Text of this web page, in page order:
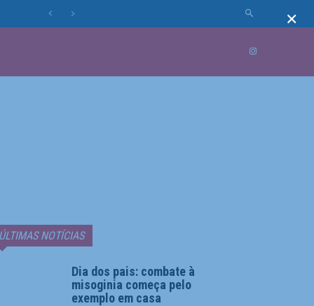
ÚLTIMAS NOTÍCIAS
Dia dos pais: combate à
misoginia começa pelo
exemplo em casa
×